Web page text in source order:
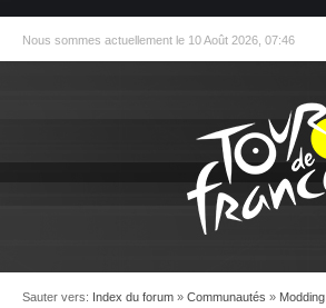
Nous sommes actuellement le 10 Août 2026, 07:46
Sauter vers: Index du forum » Communautés » Modding